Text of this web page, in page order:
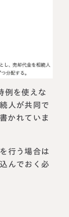
例を使えな
人が共同で
かれていま
行う場合は
んでおく必